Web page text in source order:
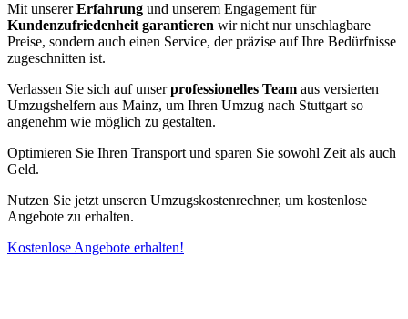
Mit unsererErfahrung und unserem Engagement für
Kundenzufriedenheit garantieren wir nicht nur unschlagbare
Preise, sondern auch einen Service, der präzise auf Ihre Bedürfnisse
zugeschnitten ist.
Verlassen Sie sich auf unserprofessionelles Team aus versierten
Umzugshelfern aus Mainz, um Ihren Umzug nach Stuttgart so
angenehm wie möglich zu gestalten.
Optimieren Sie Ihren Transport und sparen Sie sowohl Zeit als auch
Geld.
Nutzen Sie jetzt unseren Umzugskostenrechner, um kostenlose
Angebote zu erhalten.
Kostenlose Angebote erhalten!